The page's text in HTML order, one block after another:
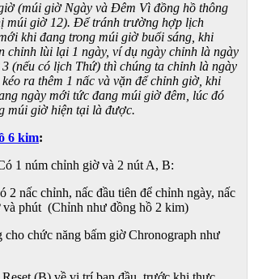
(múi giờ Ngày và Đêm Vì đồng hồ thông
múi giờ 12). Để tránh trường hợp lịch
khi đang trong múi giờ buổi sáng, khi
chỉnh lùi lại 1 ngày, ví dụ ngày chỉnh là ngày
(nếu có lịch Thứ) thì chúng ta chỉnh là ngày
ra thêm 1 nấc và vặn để chỉnh giờ, khi
ngày mới tức đang múi giờ đêm, lúc đó
múi giờ hiện tại là được.
6 kim:
1 núm chỉnh giờ và 2 nút A, B:
2 nấc chỉnh, nấc đầu tiên để chỉnh ngày, nấc
và phút (Chỉnh như đồng hồ 2 kim)
chức năng bấm giờ Chronograph như